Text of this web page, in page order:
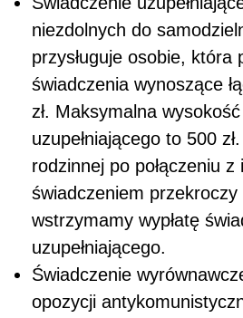
niezdolnych do
przysługuje osobie, która
świadczenia wynoszące
zł. Maksymalna
uzupełniającego to 500
rodzinnej po połączeniu z
świadczeniem przekroczy
wstrzymamy wypłatę
uzupełniającego.
Świadczenie
opozycji